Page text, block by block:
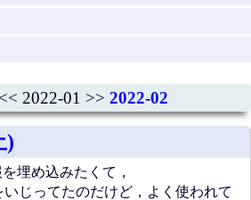
<< 2022-01 >> 2022-02
)
埋め込みたくて，
いじってたのだけど，よく使われて